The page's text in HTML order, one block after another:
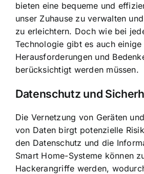
bieten eine bequeme und
unser Zuhause zu verwalten
zu erleichtern. Doch wie bei
Technologie gibt es auch einige
Herausforderungen und
berücksichtigt werden müssen.
Datenschutz und
Die Vernetzung von Geräten
von Daten birgt potenzielle
den Datenschutz und die
Smart Home-Systeme können
Hackerangriffe werden,